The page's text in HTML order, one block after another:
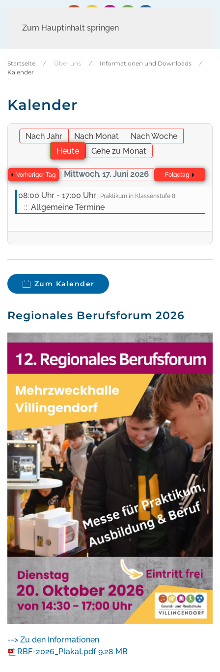
Zum Hauptinhalt springen
Startseite Über uns
Informationen und Downloads
Kalender
Kalender
Nach Jahr Nach Monat
Nach Woche
Heute
Gehe zu Monat
Vorheriger Tag Mittwoch, 17. Juni 2026 Folgetag
08:00 Uhr - 17:00 Uhr Praktikum in Klassenstufe 8
:: Allgemeine Termine
Zum Kalender
Regionales Berufsforum 2026
--> Zu den Informationen
RBF-2026_Plakat.pdf 9.28 MB